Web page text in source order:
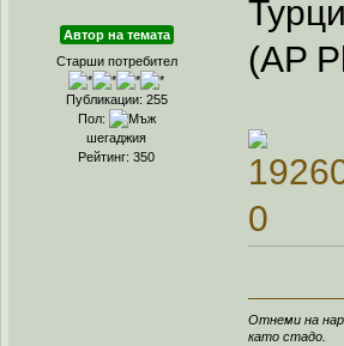
Автор на темата
Старши потребител
Публикации: 255
Пол:
шегаджия
Рейтинг: 350
(AP
Отнеми на
като стадо.